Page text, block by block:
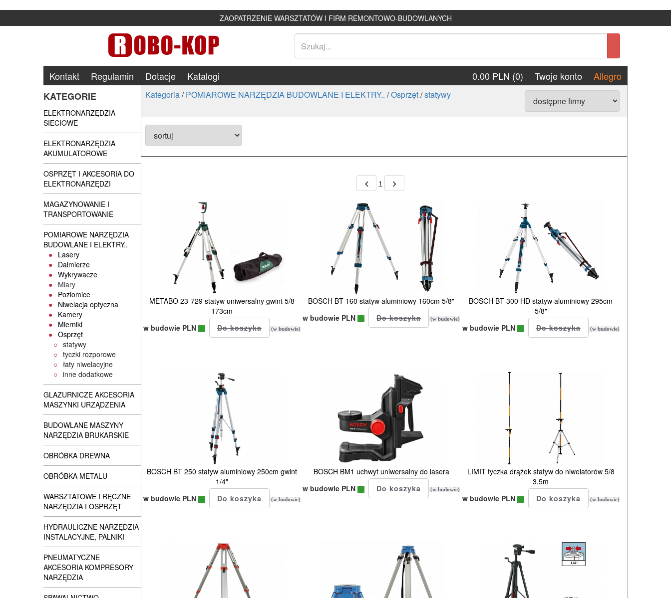
ZAOPATRZENIE WARSZTATÓW I FIRM REMONTOWO-BUDOWLANYCH
Kontakt Regulamin Dotacje Katalogi 0.00 PLN (0) Twoje konto
Allegro
KATEGORIE
ELEKTRONARZĘDZIA
SIECIOWE
ELEKTRONARZĘDZIA
AKUMULATOROWE
OSPRZĘT I AKCESORIA DO
ELEKTRONARZĘDZI
MAGAZYNOWANIE I
TRANSPORTOWANIE
POMIAROWE NARZĘDZIA
BUDOWLANE I ELEKTRY..
Lasery
Dalmierze
Wykrywacze
Miary
Poziomice
Niwelacja optyczna
Kamery
Mierniki
Osprzęt
statywy
tyczki rozporowe
łaty niwelacyjne
inne dodatkowe
GLAZURNICZE AKCESORIA
MASZYNKI URZĄDZENIA
BUDOWLANE MASZYNY
NARZĘDZIA BRUKARSKIE
OBRÓBKA DREWNA
OBRÓBKA METALU
WARSZTATOWE I RĘCZNE
NARZĘDZIA I OSPRZĘT
HYDRAULICZNE NARZĘDZIA
INSTALACYJNE, PALNIKI
PNEUMATYCZNE
AKCESORIA KOMPRESORY
NARZĘDZIA
Kategoria/POMIAROWE NARZĘDZIA BUDOWLANE I ELEKTRY.. /Osprzęt/statywy
1
METABO 23-729 statyw uniwersalny gwint 5/8
173cm
w budowie PLN
(w budowie)
BOSCH BT 160 statyw aluminiowy 160cm 5/8"
w budowie PLN
(w budowie)
BOSCH BT 300 HD statyw aluminiowy 295cm
5/8"
w budowie PLN
(w budowie)
BOSCH BT 250 statyw aluminiowy 250cm gwint
1/4"
w budowie PLN
(w budowie)
BOSCH BM1 uchwyt uniwersalny do lasera
w budowie PLN
(w budowie)
LIMIT tyczka drążek statyw do niwelatorów 5/8
3,5m
w budowie PLN
(w budowie)